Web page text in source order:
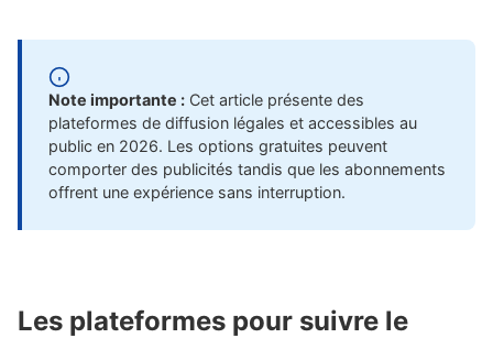
Note importante : Cet article présente des
plateformes de diffusion légales et accessibles au
public en 2026. Les options gratuites peuvent
comporter des publicités tandis que les abonnements
offrent une expérience sans interruption.
Les plateformes pour suivre le